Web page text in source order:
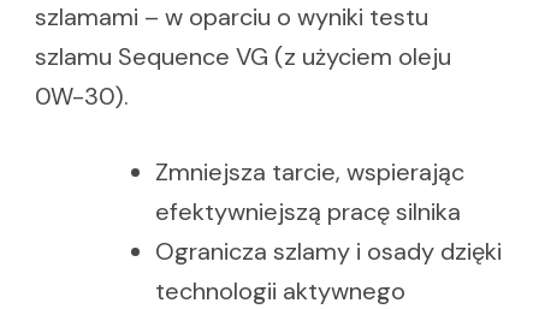
szlamami – w oparciu o wyniki testu
szlamu Sequence VG (z użyciem oleju
0W-30).
Zmniejsza tarcie, wspierając
efektywniejszą pracę silnika
Ogranicza szlamy i osady dzięki
technologii aktywnego